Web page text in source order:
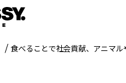
食べることで社会貢献、アニマ